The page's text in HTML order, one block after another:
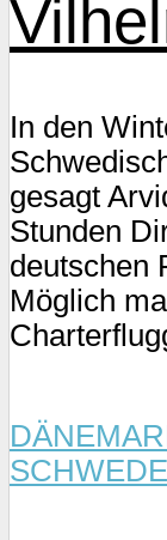
In den
gesagt
Stunden
deutschen
Möglich